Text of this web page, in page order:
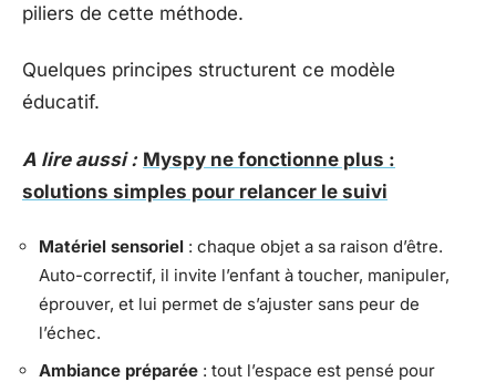
piliers de cette méthode.
Quelques principes structurent ce modèle
éducatif.
A lire aussi : Myspy ne fonctionne plus :
solutions simples pour relancer le suivi
Matériel sensoriel : chaque objet a sa raison d’être.
Auto-correctif, il invite l’enfant à toucher, manipuler,
éprouver, et lui permet de s’ajuster sans peur de
l’échec.
Ambiance préparée : tout l’espace est pensé pour